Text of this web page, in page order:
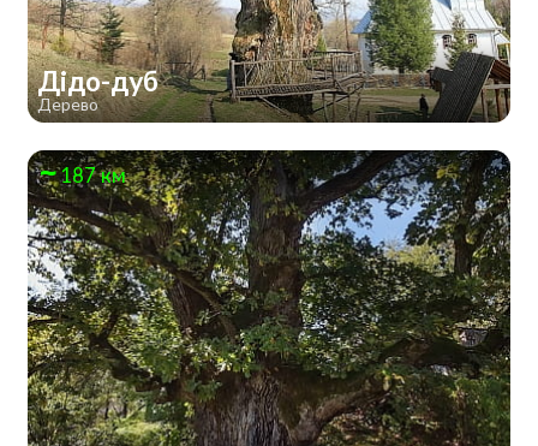
Дідо-дуб
Дерево
187 км